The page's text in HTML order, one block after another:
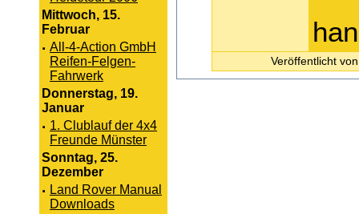
Mittwoch, 15.
Februar
· All-4-Action GmbH
Reifen-Felgen-
Fahrwerk
Donnerstag, 19.
Januar
· 1. Clublauf der 4x4
Freunde Münster
Sonntag, 25.
Dezember
· Land Rover Manual
Downloads
Veröffentlicht